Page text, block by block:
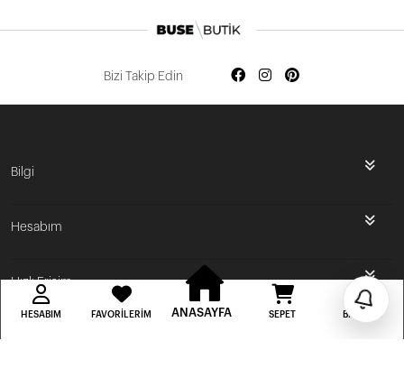
Bizi Takip Edin
Bilgi
Hesabım
Hızlı Erişim
HESABIM FAVORILERIM ANASAYFA SEPET BILDIRIM